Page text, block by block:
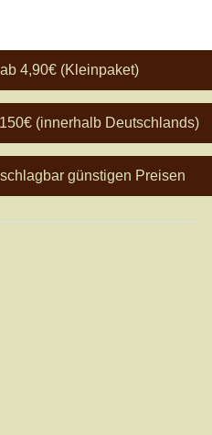
4,90€ (Kleinpaket)
(innerhalb Deutschlands)
günstigen Preisen